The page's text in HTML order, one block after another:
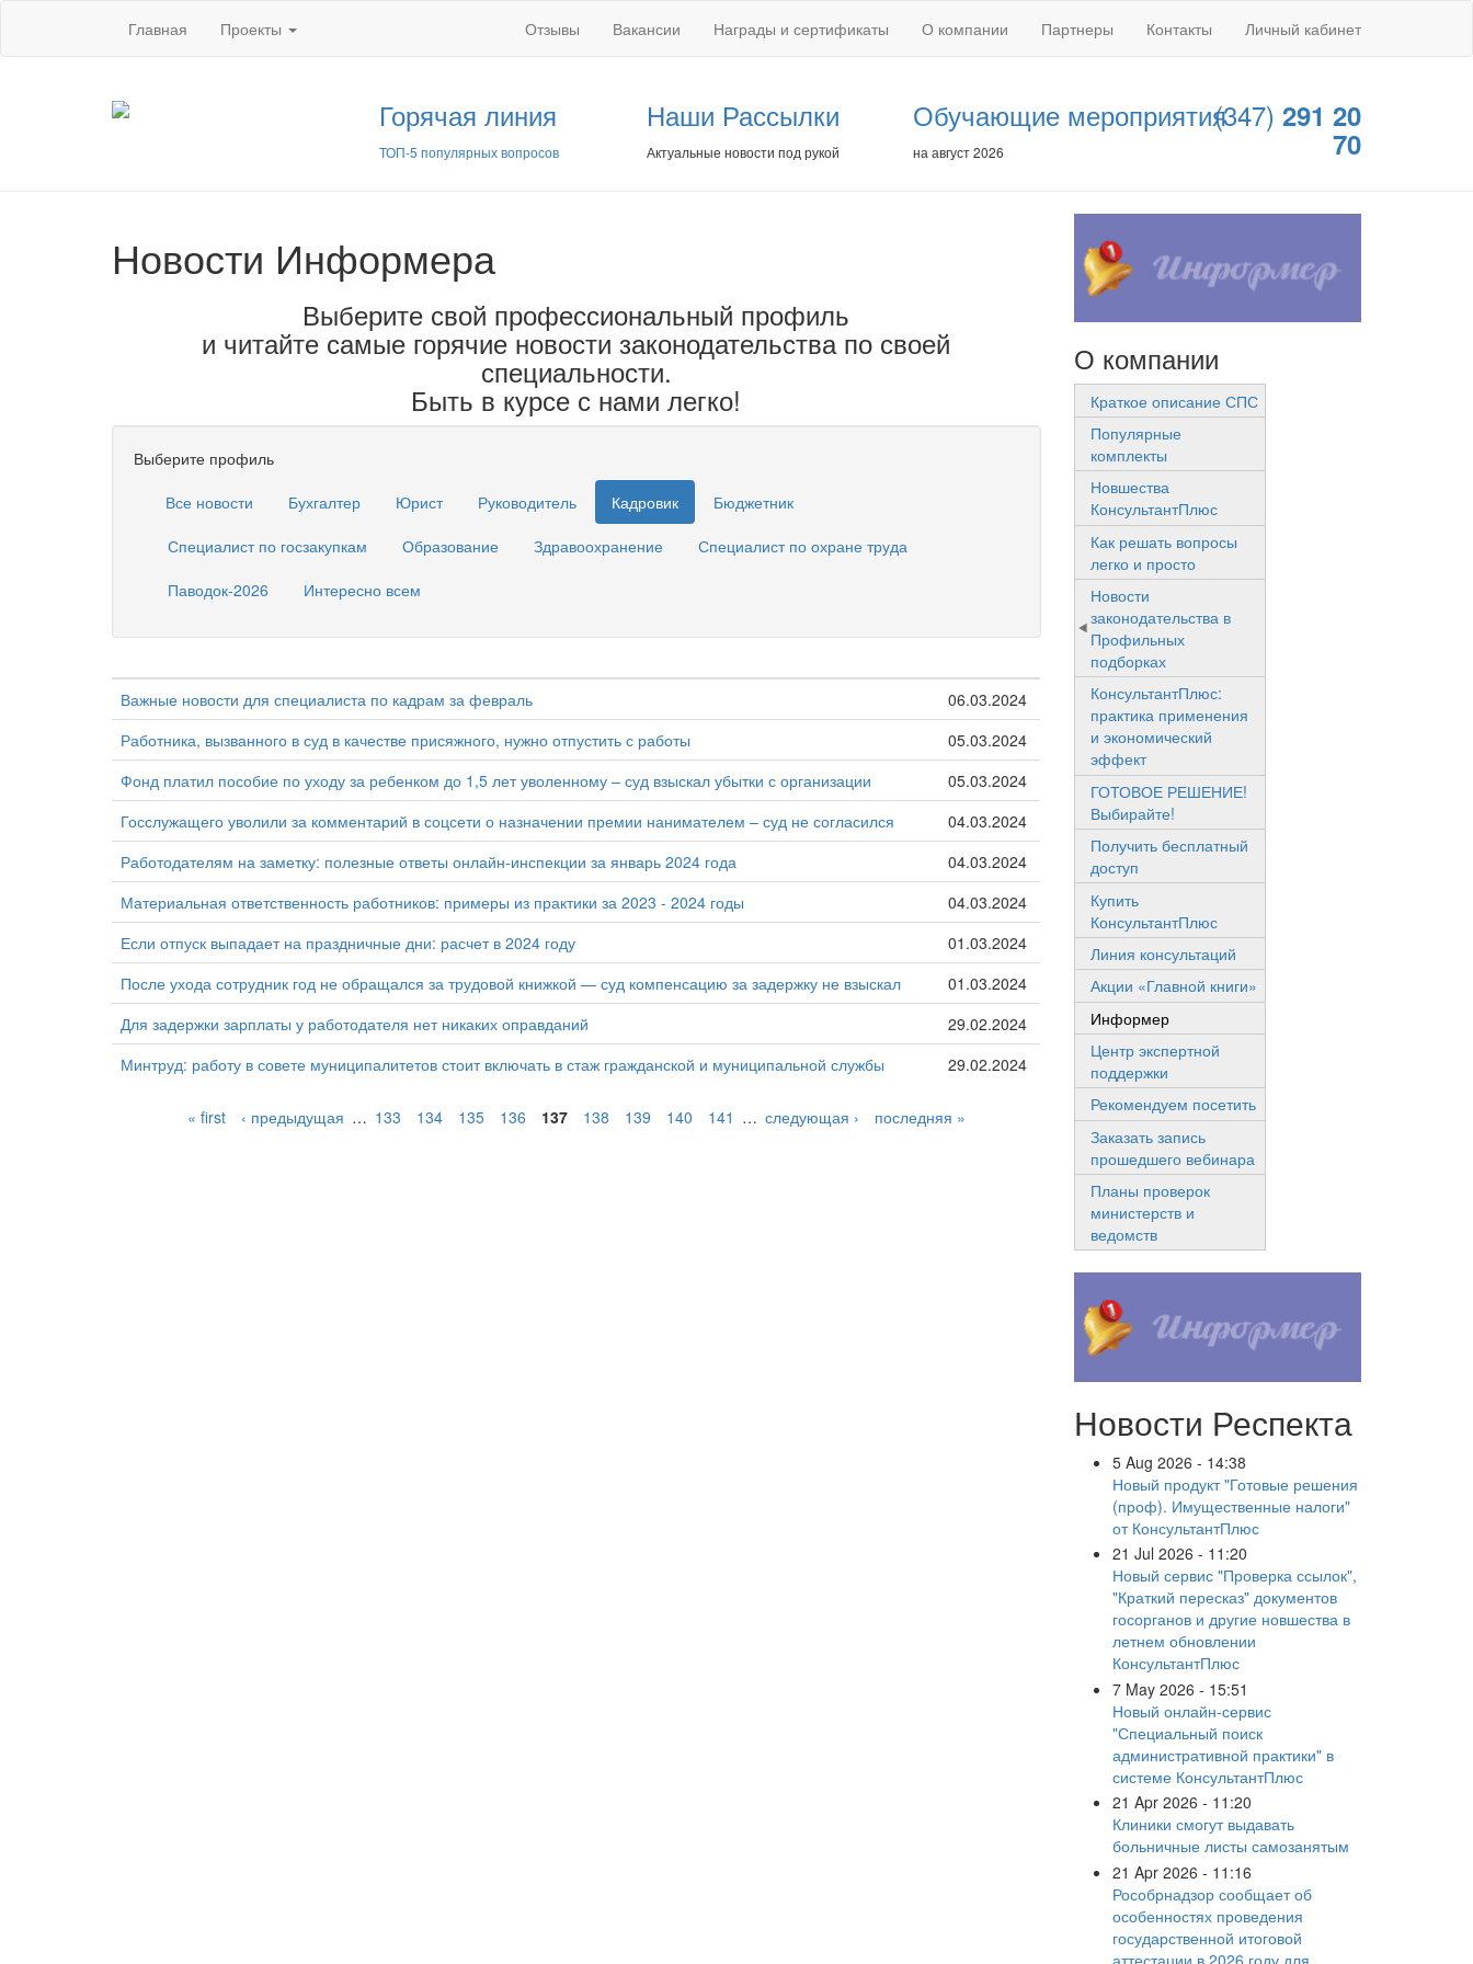
Главная Проекты Отзывы Вакансии Награды и сертификаты О компании Партнеры Контакты Личный кабинет
Горячая линия
ТОП-5 популярных вопросов
Наши Рассылки
Актуальные новости под рукой
Обучающие мероприятия
на август 2026
(347) 291 20
70
Новости Информера
Выберите свой профессиональный профиль
и читайте самые горячие новости законодательства по своей
специальности.
Быть в курсе с нами легко!
Выберите профиль
Все новости
Бухгалтер Юрист Руководитель Кадровик
Бюджетник
Специалист по госзакупкам
Образование Здравоохранение
Специалист по охране труда
Паводок-2026
Интересно всем
Важные новости для специалиста по кадрам за февраль
06.03.2024
Работника, вызванного в суд в качестве присяжного, нужно отпустить с работы
05.03.2024
Фонд платил пособие по уходу за ребенком до 1,5 лет уволенному – суд взыскал убытки с организации
05.03.2024
Госслужащего уволили за комментарий в соцсети о назначении премии нанимателем – суд не согласился
04.03.2024
Работодателям на заметку: полезные ответы онлайн-инспекции за январь 2024 года
04.03.2024
Материальная ответственность работников: примеры из практики за 2023 - 2024 годы
04.03.2024
Если отпуск выпадает на праздничные дни: расчет в 2024 году
01.03.2024
После ухода сотрудник год не обращался за трудовой книжкой — суд компенсацию за задержку не взыскал
01.03.2024
Для задержки зарплаты у работодателя нет никаких оправданий
29.02.2024
Минтруд: работу в совете муниципалитетов стоит включать в стаж гражданской и муниципальной службы
29.02.2024
« first ‹ предыдущая … 133 134 135 136 137 138 139 140 141 … следующая › последняя »
О компании
Краткое описание СПС
Популярные
комплекты
Новшества
КонсультантПлюс
Как решать вопросы
легко и просто
Новости
законодательства в
Профильных
подборках
КонсультантПлюс:
практика применения
и экономический
эффект
ГОТОВОЕ РЕШЕНИЕ!
Выбирайте!
Получить бесплатный
доступ
Купить
КонсультантПлюс
Линия консультаций
Акции «Главной книги»
Информер
Центр экспертной
поддержки
Рекомендуем посетить
Заказать запись
прошедшего вебинара
Планы проверок
министерств и
ведомств
Новости Респекта
5 Aug 2026 - 14:38
Новый продукт "Готовые решения
(проф). Имущественные налоги"
от КонсультантПлюс
21 Jul 2026 - 11:20
Новый сервис "Проверка ссылок",
"Краткий пересказ" документов
госорганов и другие новшества в
летнем обновлении
КонсультантПлюс
7 May 2026 - 15:51
Новый онлайн-сервис
"Специальный поиск
административной практики" в
системе КонсультантПлюс
21 Apr 2026 - 11:20
Клиники смогут выдавать
больничные листы самозанятым
21 Apr 2026 - 11:16
Рособрнадзор сообщает об
особенностях проведения
государственной итоговой
аттестации в 2026 году для